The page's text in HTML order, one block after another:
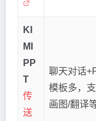
KI
MI
PP
T
传
送
聊天对话
模板多，
画图/翻译